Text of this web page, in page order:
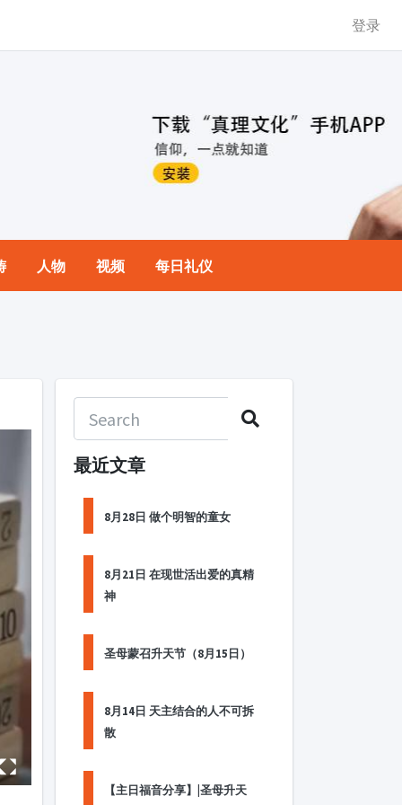
登录
人物 视频 每日礼仪
最近文章
8月28日 做个明智的童女
8月21日 在现世活出爱的真精
神
圣母蒙召升天节（8月15日）
8月14日 天主结合的人不可拆
散
【主日福音分享】|圣母升天